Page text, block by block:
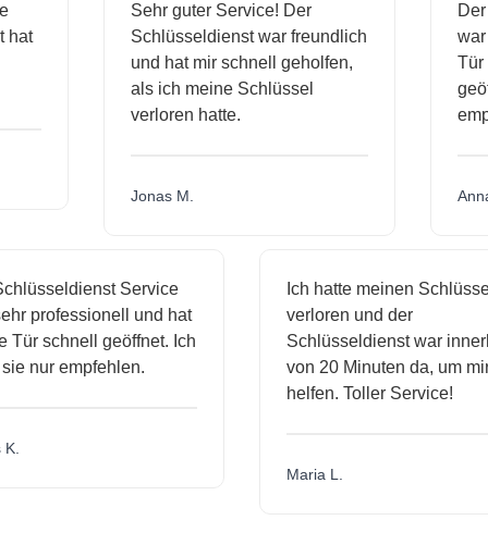
hat
Sehr guter Service! Der
Schlüsseldienst war freundlich
und hat mir schnell geholfen,
als ich meine Schlüssel
verloren hatte.
Jonas M.
Service
professionell und hat
schnell geöffnet. Ich
nur empfehlen.
Ich hatte meinen Schlüssel
verloren und der
Schlüsseldienst war
von 20 Minuten da, um mir
helfen. Toller Service!
Maria L.